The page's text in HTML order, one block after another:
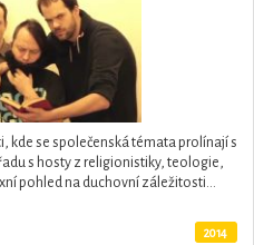
kde se společenská témata prolínají s
s hosty z religionistiky, teologie,
pohled na duchovní záležitosti...
2014